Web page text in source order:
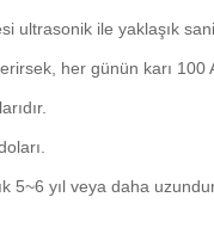
ultrasonik ile yaklaşık
her günün karı 100
5~6 yıl veya daha